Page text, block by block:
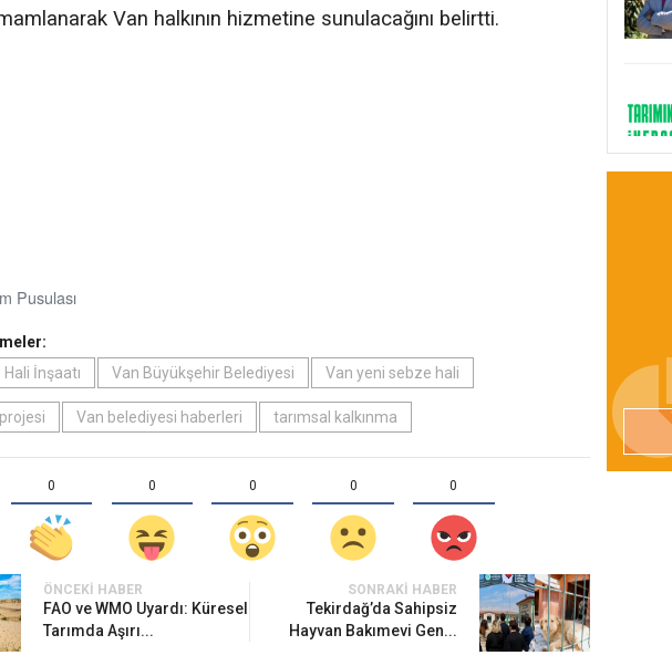
Van halkının hizmetine sunulacağını belirtti.
Pusulası
İnşaatı
Van Büyükşehir Belediyesi Van yeni sebze hali
Van belediyesi haberleri tarımsal kalkınma
0 0 0 0 0
ÖNCEKI HABER
FAO ve WMO Uyardı: Küresel
Tarımda Aşırı...
SONRAKI HABER
Tekirdağ’da Sahipsiz
Hayvan Bakımevi Gen...